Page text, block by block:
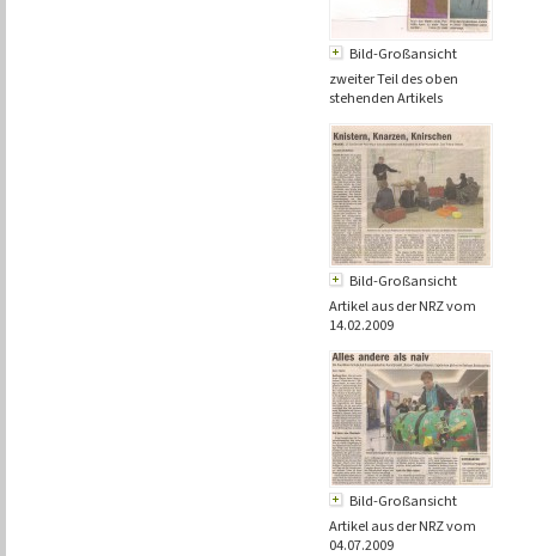
Bild-Großansicht
zweiter Teil des oben
stehenden Artikels
Bild-Großansicht
Artikel aus der NRZ vom
14.02.2009
Bild-Großansicht
Artikel aus der NRZ vom
04.07.2009